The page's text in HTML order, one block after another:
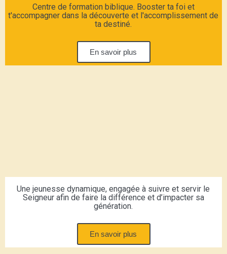
Centre de formation biblique. Booster ta foi et
t'accompagner dans la découverte et l'accomplissement de
ta destiné.
En savoir plus
Une jeunesse dynamique, engagée à suivre et servir le
Seigneur afin de faire la différence et d’impacter sa
génération.
En savoir plus